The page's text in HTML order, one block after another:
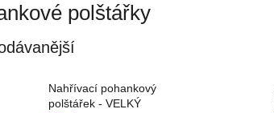
polštářky
Nahřívací pohankový
polštářek - VELKÝ